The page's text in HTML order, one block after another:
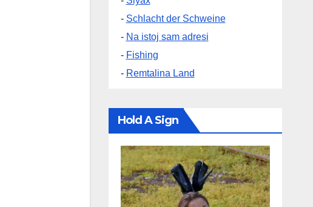
- Schlacht der Schweine
- Na istoj sam adresi
- Fishing
- Remtalina Land
Hold A Sign